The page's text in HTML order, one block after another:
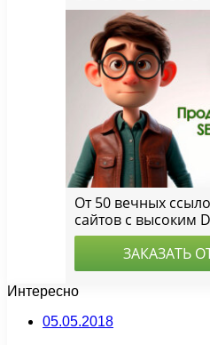
Интересно
05.05.2018